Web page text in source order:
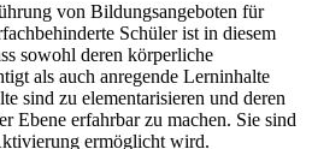
von Bildungsangeboten für
Schüler ist in diesem
sowohl deren körperliche
als auch anregende Lerninhalte
sind zu elementarisieren und deren
Ebene erfahrbar zu machen. Sie sind
ermöglicht wird.